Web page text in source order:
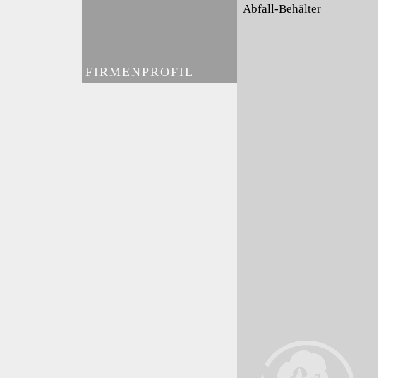
Abfall-Behälter
FIRMENPROFIL